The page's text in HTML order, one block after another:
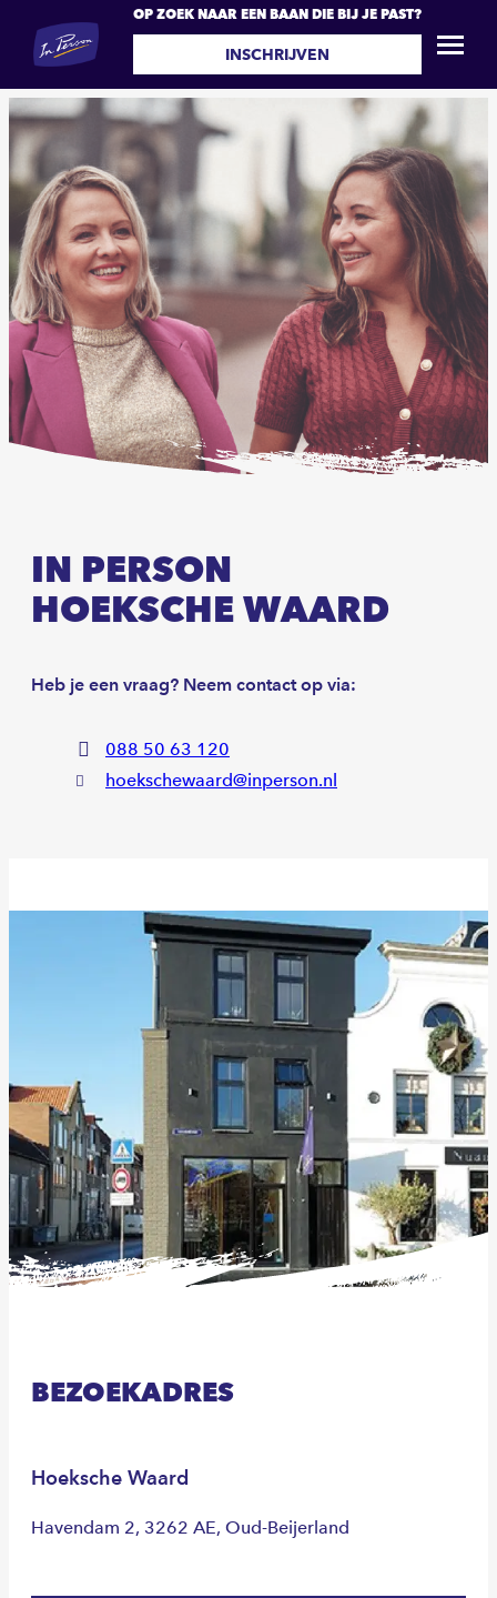
OP ZOEK NAAR EEN BAAN DIE BIJ JE PAST?
INSCHRIJVEN
IN PERSON
HOEKSCHE WAARD
Heb je een vraag? Neem contact op via:
088 50 63 120
hoekschewaard@inperson.nl
BEZOEKADRES
Hoeksche Waard
Havendam 2, 3262 AE, Oud-Beijerland